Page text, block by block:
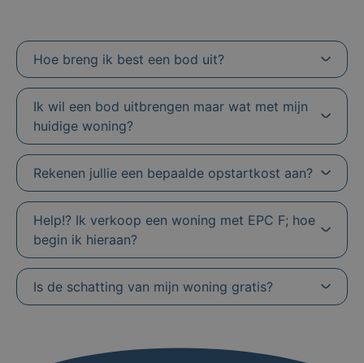
Hoe breng ik best een bod uit?
Ik wil een bod uitbrengen maar wat met mijn
huidige woning?
Rekenen jullie een bepaalde opstartkost aan?
Help!? Ik verkoop een woning met EPC F; hoe
begin ik hieraan?
Is de schatting van mijn woning gratis?